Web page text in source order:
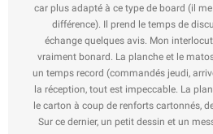
car plus adapté à ce type de board (il
différence). Il prend le temps de
échange quelques avis. Mon
vraiment bonard. La planche et le
un temps record (commandés jeudi,
la réception, tout est impeccable. La
le carton à coup de renforts cartonnés,
Sur ce dernier, un petit dessin et un